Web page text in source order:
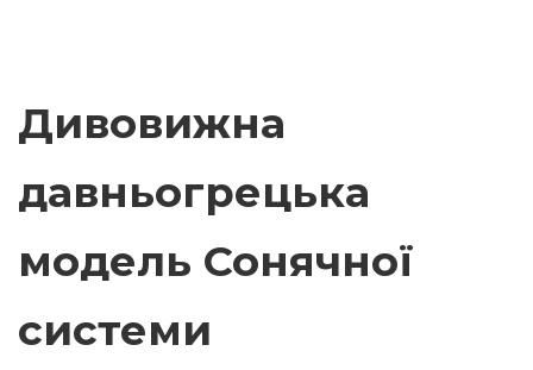
Дивовижна
давньогрецька
модель Сонячної
системи